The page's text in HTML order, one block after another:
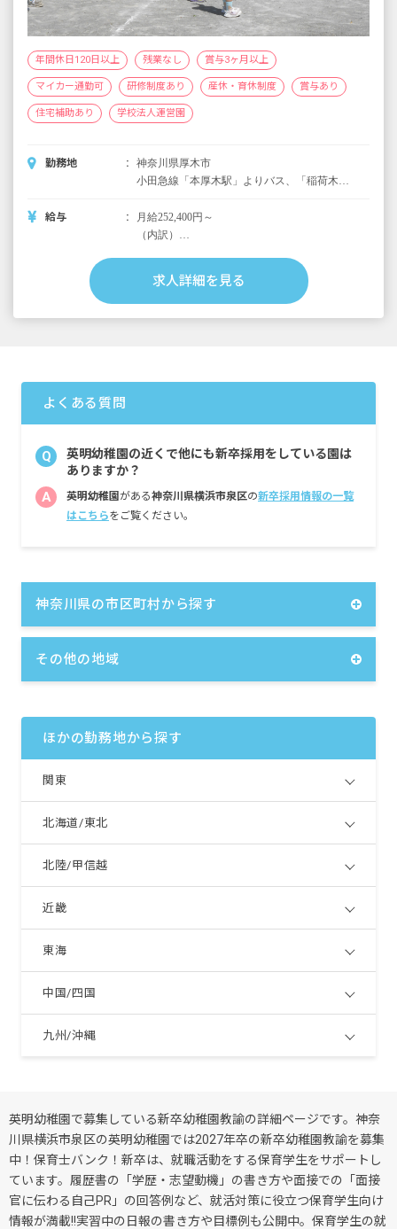
年間休日120日以上 残業なし 賞与3ヶ月以上
マイカー通勤可 研修制度あり 産休・育休制度 賞与あり
住宅補助あり 学校法人運営園
勤務地
神奈川県厚木市
小田急線「本厚木駅」よりバス、「稲荷木」
給与
月給252,400円～
（内訳）
諸手当 58,000円（調整金、研修手当、特別
手当、初任給調整手当、処遇改善手当）
■昇給年1回（4月）昨年実績：2,400円※学院
規定による
月分※1年目は2.9カ月分
3,950,000円
28歳／入社5年目／大卒／年収4,110,000円
求人詳細を見る
よくある質問
Q
英明幼稚園の近くで他にも新卒採用をしている園は
ありますか？
A 英明幼稚園がある神奈川県横浜市泉区の新卒採用情報の一覧
はこちらをご覧ください。
神奈川県の市区町村から探す
その他の地域
ほかの勤務地から探す
関東
北海道/東北
北陸/甲信越
近畿
東海
中国/四国
九州/沖縄
英明幼稚園で募集している新卒幼稚園教諭の詳細ページです。神奈
川県横浜市泉区の英明幼稚園では2027年卒の新卒幼稚園教諭を募集
中！保育士バンク！新卒は、就職活動をする保育学生をサポートし
ています。履歴書の「学歴・志望動機」の書き方や面接での「面接
官に伝わる自己PR」の回答例など、就活対策に役立つ保育学生向け
情報が満載!!実習中の日報の書き方や目標例も公開中。保育学生の就